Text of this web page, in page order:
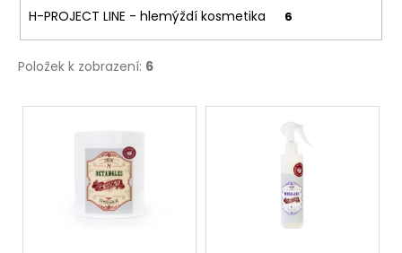
H-PROJECT LINE - hlemýždí kosmetika 6
Položek k zobrazení: 6
V
u
j
e
e
ROZČESÁVACÍ